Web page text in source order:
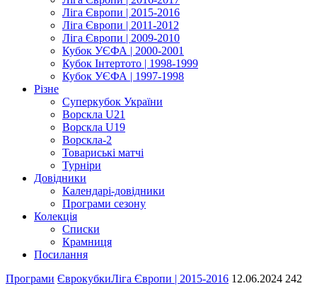
Ліга Європи | 2015-2016
Ліга Європи | 2011-2012
Ліга Європи | 2009-2010
Кубок УЄФА | 2000-2001
Кубок Інтертото | 1998-1999
Кубок УЄФА | 1997-1998
Різне
Суперкубок України
Ворскла U21
Ворскла U19
Ворскла-2
Товариські матчі
Турніри
Довідники
Календарі-довідники
Програми сезону
Колекція
Списки
Крамниця
Посилання
Програми ЄврокубкиЛіга Європи | 2015-2016 12.06.2024 242